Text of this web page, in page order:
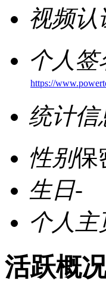
视频认
个人签
https://
统计信
性别保
生日-
个人主
活跃概